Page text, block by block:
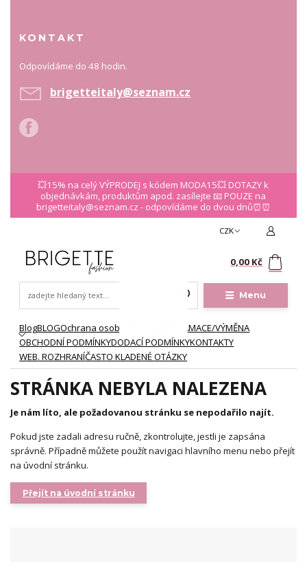
KONTAKT
Odpovídáme do 48 hodin.
brigetteitaly@seznam.cz
💥15% na celý VÝPRODEJ s kódem MODA15💥 DOTAZY k
objednávkám, produktům apod. zasílejte 📧 POUZE na
brigetteitaly@seznam.cz - odpovídáme do dvou dnů⏰⏰
Menu
BlogBLOGOchrana osobních údajů
REKLAMACE/VÝMĚNA
OBCHODNÍ PODMÍNKYDODACÍ PODMÍNKYKONTAKTY
WEB. ROZHRANÍČASTO KLADENÉ OTÁZKY
CZK
0,00 Kč
STRÁNKA NEBYLA NALEZENA
Je nám líto, ale požadovanou stránku se nepodařilo najít.
Pokud jste zadali adresu ručně, zkontrolujte, jestli je zapsána
správně. Případně můžete použít navigaci hlavního menu nebo přejít
na úvodní stránku.
Přejít na úvodní stránku